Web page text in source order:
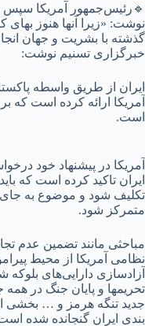
🔹رئیس‌جمهور آمریکا سپس
گذشته با بشریت و جهان انجام
خبرگزاری تسنیم نوشت:
آمریکا ارائه کرده است که
است.
تکلیف شود و‌ موضوع به جای
متمرکز شود.
مباحثی مانند تضمین عدم
نظامی آمریکا از محیط
آزادسازی دارایی‌های
تحریمها و پایان جنگ در همه
بندی ایران گنجانده شده